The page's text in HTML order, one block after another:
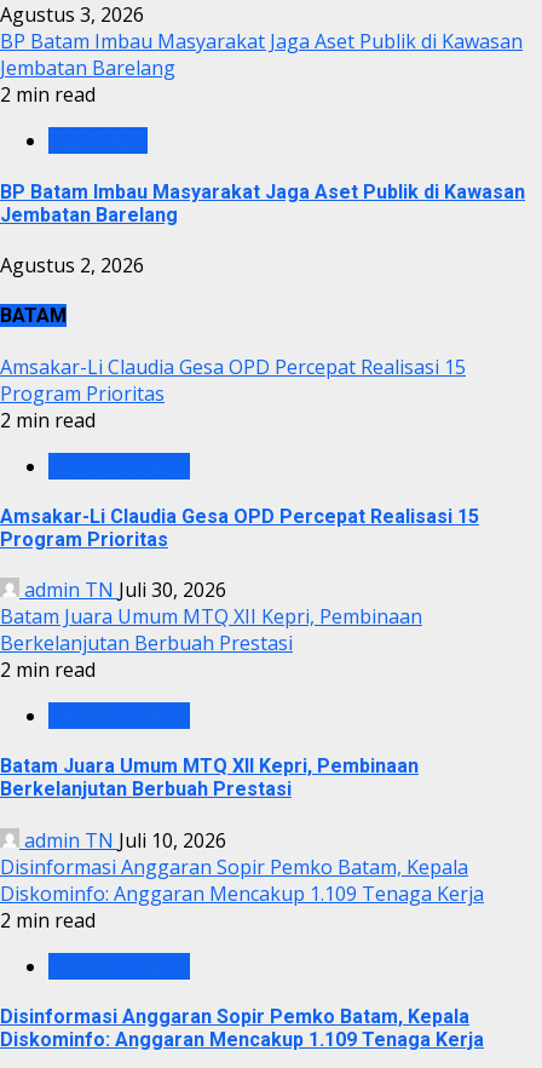
Agustus 3, 2026
BP Batam Imbau Masyarakat Jaga Aset Publik di Kawasan
Jembatan Barelang
2 min read
BP Batam Imbau Masyarakat Jaga Aset Publik di Kawasan
Jembatan Barelang
Agustus 2, 2026
BATAM
Amsakar-Li Claudia Gesa OPD Percepat Realisasi 15
Program Prioritas
2 min read
Amsakar-Li Claudia Gesa OPD Percepat Realisasi 15
Program Prioritas
admin TN Juli 30, 2026
Batam Juara Umum MTQ XII Kepri, Pembinaan
Berkelanjutan Berbuah Prestasi
2 min read
Batam Juara Umum MTQ XII Kepri, Pembinaan
Berkelanjutan Berbuah Prestasi
admin TN Juli 10, 2026
Disinformasi Anggaran Sopir Pemko Batam, Kepala
Diskominfo: Anggaran Mencakup 1.109 Tenaga Kerja
2 min read
Disinformasi Anggaran Sopir Pemko Batam, Kepala
Diskominfo: Anggaran Mencakup 1.109 Tenaga Kerja